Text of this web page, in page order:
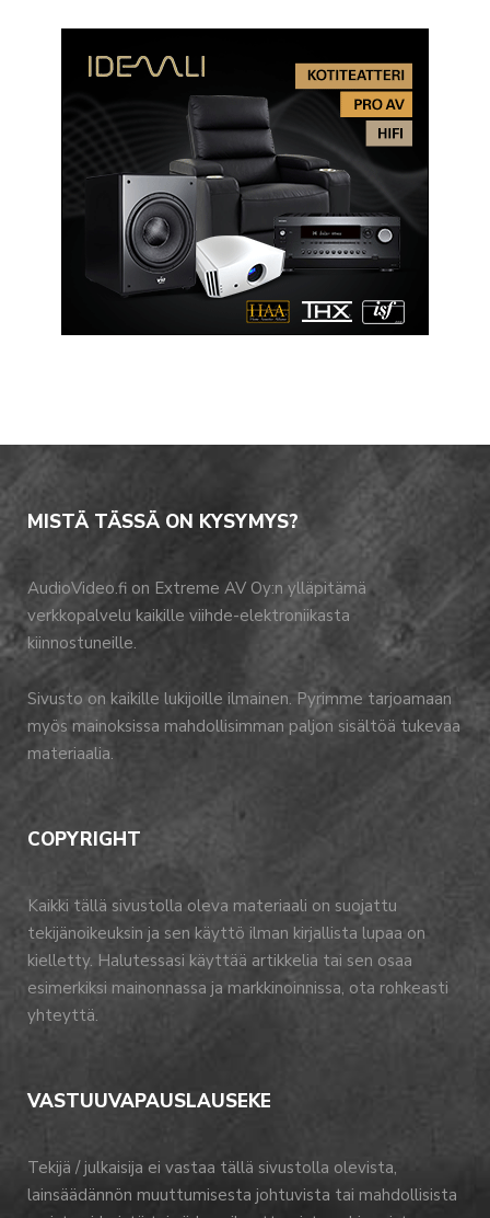
MISTÄ TÄSSÄ ON KYSYMYS?
AudioVideo.fi on Extreme AV Oy:n ylläpitämä
verkkopalvelu kaikille viihde-elektroniikasta
kiinnostuneille.
Sivusto on kaikille lukijoille ilmainen. Pyrimme tarjoamaan
myös mainoksissa mahdollisimman paljon sisältöä tukevaa
materiaalia.
COPYRIGHT
Kaikki tällä sivustolla oleva materiaali on suojattu
tekijänoikeuksin ja sen käyttö ilman kirjallista lupaa on
kielletty. Halutessasi käyttää artikkelia tai sen osaa
esimerkiksi mainonnassa ja markkinoinnissa, ota rohkeasti
yhteyttä.
VASTUUVAPAUSLAUSEKE
Tekijä / julkaisija ei vastaa tällä sivustolla olevista,
lainsäädännön muuttumisesta johtuvista tai mahdollisista